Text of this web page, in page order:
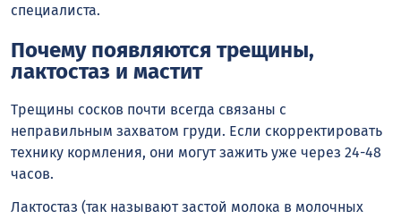
специалиста.
Почему появляются трещины,
лактостаз и мастит
Трещины сосков почти всегда связаны с
неправильным захватом груди. Если скорректировать
технику кормления, они могут зажить уже через 24-48
часов.
Лактостаз (так называют застой молока в молочных